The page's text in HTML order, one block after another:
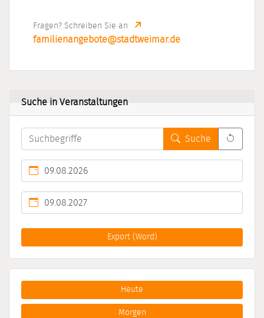
Fragen? Schreiben Sie an
familienangebote@stadtweimar.de
Suche in Veranstaltungen
Suche
Kalendertag
Kalendertag
Export (Word)
Heute
Morgen